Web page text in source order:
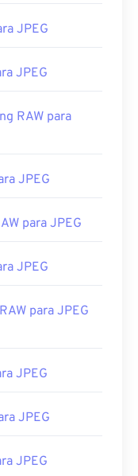
, em
file-4139913
JPEG
JPEG
RAW para
JPEG
para JPEG
JPEG
para JPEG
JPEG
JPEG
JPEG